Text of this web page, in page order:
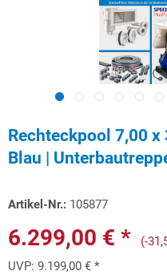
Rechteckpool 7,00 x
Blau |
Artikel-Nr.: 105877
6.299,00 € *
(-
UVP: 9.199,00 € *